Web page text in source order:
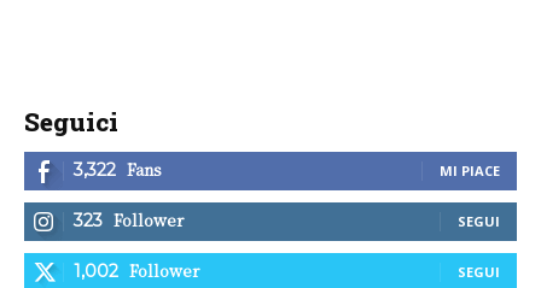
Seguici
3,322 Fans MI PIACE
323 Follower SEGUI
1,002 Follower SEGUI